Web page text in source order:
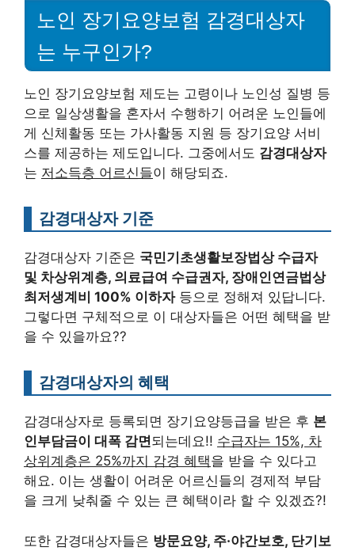
노인 장기요양보험 감경대상자
는 누구인가?
노인 장기요양보험 제도는 고령이나 노인성 질병 등
으로 일상생활을 혼자서 수행하기 어려운 노인들에
게 신체활동 또는 가사활동 지원 등 장기요양 서비
스를 제공하는 제도입니다. 그중에서도 감경대상자
는 저소득층 어르신들이 해당되죠.
감경대상자 기준
감경대상자 기준은 국민기초생활보장법상 수급자
및 차상위계층, 의료급여 수급권자, 장애인연금법상
최저생계비 100% 이하자등으로 정해져 있답니다.
그렇다면 구체적으로 이 대상자들은 어떤 혜택을 받
을 수 있을까요??
감경대상자의 혜택
감경대상자로 등록되면 장기요양등급을 받은 후 본
인부담금이 대폭 감면되는데요!! 수급자는 15%, 차
상위계층은 25%까지 감경 혜택을 받을 수 있다고
해요. 이는 생활이 어려운 어르신들의 경제적 부담
을 크게 낮춰줄 수 있는 큰 혜택이라 할 수 있겠죠?!
또한 감경대상자들은 방문요양, 주·야간보호, 단기보